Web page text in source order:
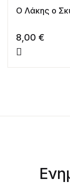
Ο Λάκης ο
8,00 €